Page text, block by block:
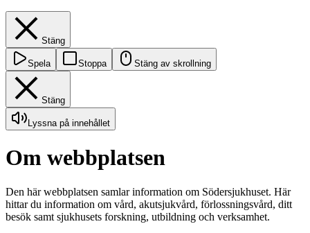
Stäng
Spela Stoppa Stäng av skrollning
Stäng
Lyssna på innehållet
Om webbplatsen
Den här webbplatsen samlar information om Södersjukhuset. Här
hittar du information om vård, akutsjukvård, förlossningsvård, ditt
besök samt sjukhusets forskning, utbildning och verksamhet.